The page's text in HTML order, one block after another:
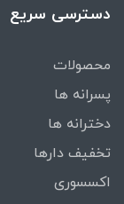
دسترسی سریع
محصولات
پسرانه ها
دخترانه ها
تخفیف دارها
اکسسوری